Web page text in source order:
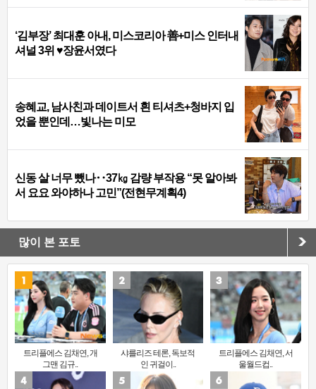
‘김부장’ 최대훈 아내, 미스코리아 善+미스 인터내
셔널 3위 ♥장윤서였다
송혜교, 남사친과 데이트서 흰 티셔츠+청바지 입
었을 뿐인데…빛나는 미모
신동 살 너무 뺐나‥37㎏ 감량 부작용 “못 알아봐
서 요요 와야하나 고민”(전현무계획4)
많이 본 포토
트리플에스 김채연, 개
그맨 김규..
샤를리즈 테론, 독보적
인 귀걸이..
트리플에스 김채연, 서
울월드컵..